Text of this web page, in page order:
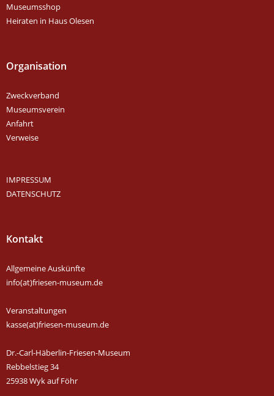
Museumsshop
Heiraten in Haus Olesen
Organisation
Zweckverband
Museumsverein
Anfahrt
Verweise
IMPRESSUM
DATENSCHUTZ
Kontakt
Allgemeine Auskünfte
info(at)friesen-museum.de
Veranstaltungen
kasse(at)friesen-museum.de
Dr.-Carl-Häberlin-Friesen-Museum
Rebbelstieg 34
25938 Wyk auf Föhr